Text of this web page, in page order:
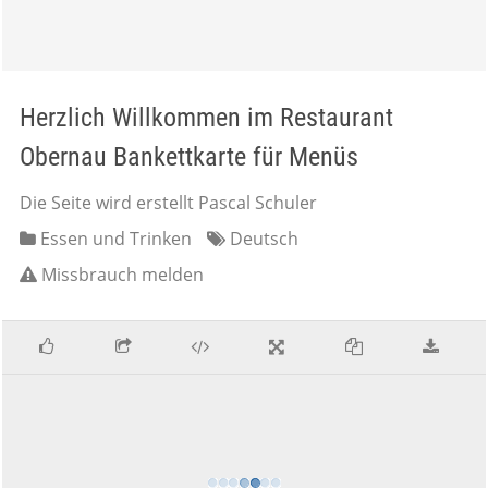
Herzlich Willkommen im Restaurant
Obernau Bankettkarte für Menüs
Die Seite wird erstellt Pascal Schuler
Essen und Trinken
Deutsch
Missbrauch melden